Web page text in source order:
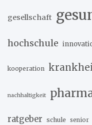
gesellschaft
hochschule
kooperation
nachhaltigkeit
ratgeber schule senior